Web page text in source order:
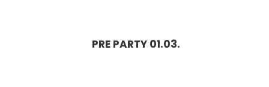
PRE PARTY 01.03.